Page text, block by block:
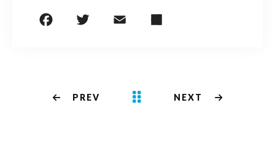
PREV NEXT